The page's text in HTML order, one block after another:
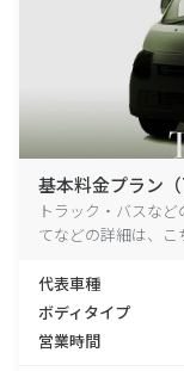
基本料金プラン（
トラック・バスな
てなどの詳細は、こ
代表車種
ボディタイプ
営業時間